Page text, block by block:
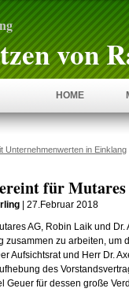
von
HOME
Unternehmenwerten in Einklang
für Mutares
| 27.Februar 2018
AG, Robin Laik und Dr.
zusammen zu arbeiten, um
Aufsichtsrat und Herr Dr.
des
Geuer für dessen große